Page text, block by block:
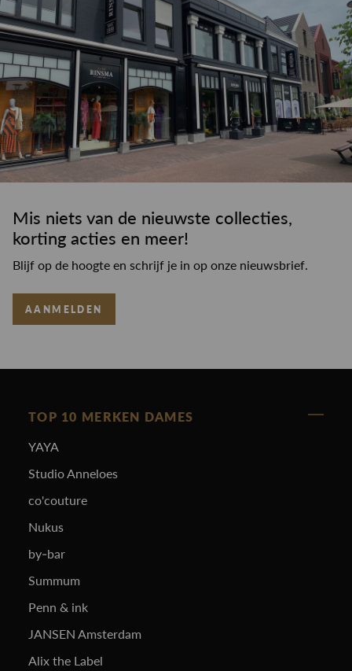
Mis niets van de nieuwste collecties,
korting acties en meer!
Blijf op de hoogte en schrijf je in op onze nieuwsbrief.
AANMELDEN
TOP 10 MERKEN DAMES
YAYA
Studio Anneloes
co'couture
Nukus
by-bar
Summum
Penn & ink
JANSEN Amsterdam
Alix the Label